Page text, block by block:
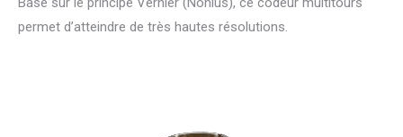
permet d’atteindre de très hautes résolutions.